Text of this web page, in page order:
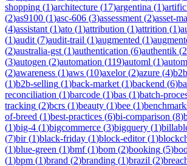
shopping (1)architecture (17)argentina (1)
(2)as9100 (1)asc-606 (3)assessment (2)asset-
(4)assistant (1)ato (1)attribution (1)attrition (1)
(1)audit (7)audit-trail (1)augmented (1)
(2)australia-gst (1)authentication (6)authentik (2
(3)autogen (2)automation (119)automl (1)
(2)awareness (1)aws (10)axelor(2)azure (4)b2b
(1)b2b-selling (1)back-market (1)backend (6)
reconciliation (1)barcode (1)bas (1)batch-
tracking (2)bcrs (1)beauty (1)bee (1)
of-breed (1)best-practices (6)bi-comparison (8)
(1)big-4 (1)bigcommerce (3)bigquery (1)
(7)bir(1)black-friday (1)block-editor(1)
(1)blue-green (1)bmf(1)bom (2)booking (5)
(1)bpm (1)brand (2)branding (1)brazil (2)